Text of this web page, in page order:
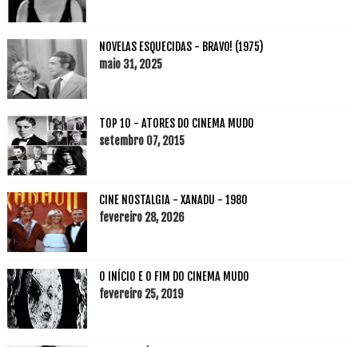
NOVELAS ESQUECIDAS - BRAVO! (1975)
maio 31, 2025
TOP 10 - ATORES DO CINEMA MUDO
setembro 07, 2015
CINE NOSTALGIA - XANADU - 1980
fevereiro 28, 2026
O INÍCIO E O FIM DO CINEMA MUDO
fevereiro 25, 2019